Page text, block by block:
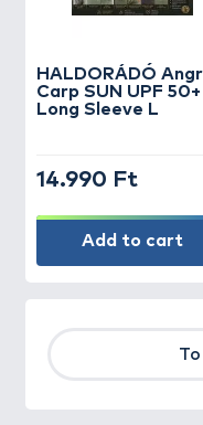
HALDORÁDÓ
Carp SUN UPF 50+
Long Sleeve L
14.990 Ft
Add to cart